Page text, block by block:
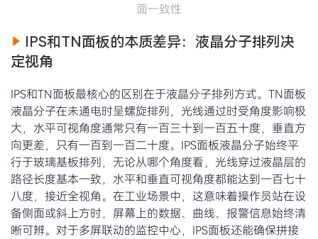
面一致性
IPS和TN面板的本质差异：液晶分子排列决
定视角
IPS和TN面板最核心的区别在于液晶分子排列方式。TN面板
液晶分子在未通电时呈螺旋排列，光线通过时受角度影响极
大，水平可视角度通常只有一百三十到一百五十度，垂直方
向更差，只有一百到一百二十度。IPS面板液晶分子始终平
行于玻璃基板排列，无论从哪个角度看，光线穿过液晶层的
路径长度基本一致，水平和垂直可视角度都能达到一百七十
八度，接近全视角。在工业场景中，这意味着操作员站在设
备侧面或斜上方时，屏幕上的数据、曲线、报警信息始终清
晰可辨。对于多屏联动的监控中心，IPS面板还能确保拼接